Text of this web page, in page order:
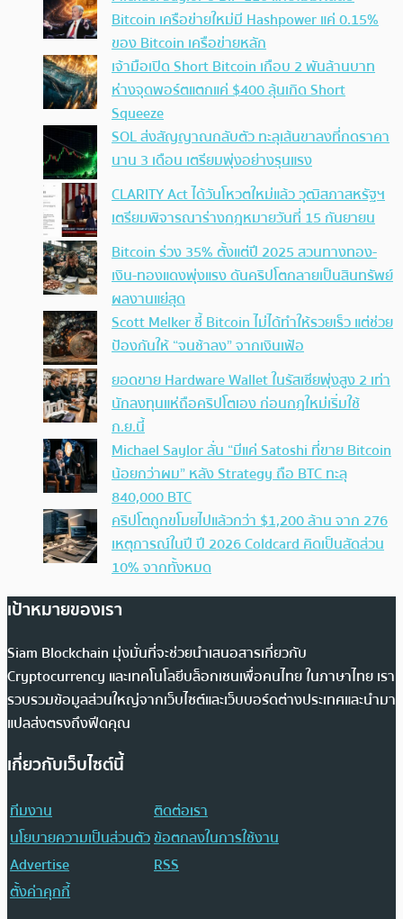
Bitcoin เครือข่ายใหม่มี Hashpower แค่ 0.15%
ของ Bitcoin เครือข่ายหลัก
เจ้ามือเปิด Short Bitcoin เกือบ 2 พันล้านบาท
ห่างจุดพอร์ตแตกแค่ $400 ลุ้นเกิด Short
Squeeze
SOL ส่งสัญญาณกลับตัว ทะลุเส้นขาลงที่กดราคา
นาน 3 เดือน เตรียมพุ่งอย่างรุนแรง
CLARITY Act ได้วันโหวตใหม่แล้ว วุฒิสภาสหรัฐฯ
เตรียมพิจารณาร่างกฎหมายวันที่ 15 กันยายน
Bitcoin ร่วง 35% ตั้งแต่ปี 2025 สวนทางทอง-
เงิน-ทองแดงพุ่งแรง ดันคริปโตกลายเป็นสินทรัพย์
ผลงานแย่สุด
Scott Melker ชี้ Bitcoin ไม่ได้ทำให้รวยเร็ว แต่ช่วย
ป้องกันให้ “จนช้าลง” จากเงินเฟ้อ
ยอดขาย Hardware Wallet ในรัสเซียพุ่งสูง 2 เท่า
นักลงทุนแห่ถือคริปโตเอง ก่อนกฎใหม่เริ่มใช้
ก.ย.นี้
Michael Saylor ลั่น “มีแค่ Satoshi ที่ขาย Bitcoin
น้อยกว่าผม” หลัง Strategy ถือ BTC ทะลุ
840,000 BTC
คริปโตถูกขโมยไปแล้วกว่า $1,200 ล้าน จาก 276
เหตุการณ์ในปี ปี 2026 Coldcard คิดเป็นสัดส่วน
10% จากทั้งหมด
เป้าหมายของเรา
Siam Blockchain มุ่งมั่นที่จะช่วยนำเสนอสารเกี่ยวกับ
Cryptocurrency และเทคโนโลยีบล็อกเชนเพื่อคนไทย ในภาษาไทย เรา
รวบรวมข้อมูลส่วนใหญ่จากเว็บไซต์และเว็บบอร์ดต่างประเทศและนำมา
แปลส่งตรงถึงฟีดคุณ
เกี่ยวกับเว็บไซต์นี้
ทีมงาน
ติดต่อเรา
นโยบายความเป็นส่วนตัวข้อตกลงในการใช้งาน
Advertise
RSS
ตั้งค่าคุกกี้